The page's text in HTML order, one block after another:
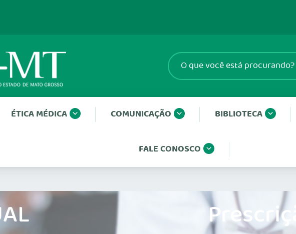
ÉTICA MÉDICA COMUNICAÇÃO BIBLIOTECA
FALE CONOSCO